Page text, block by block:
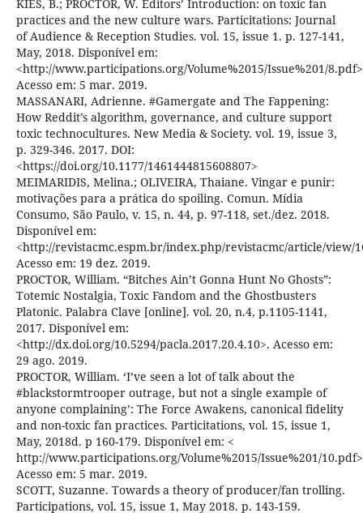
KIES, B.; PROCTOR, W. Editors’ Introduction: on toxic fan
practices and the new culture wars. Particitations: Journal
of Audience & Reception Studies. vol. 15, issue 1. p. 127-141,
May, 2018. Disponível em:
<http://www.participations.org/Volume%2015/Issue%201/8.pdf>
Acesso em: 5 mar. 2019.
MASSANARI, Adrienne. #Gamergate and The Fappening:
How Reddit’s algorithm, governance, and culture support
toxic technocultures. New Media & Society. vol. 19, issue 3,
p. 329-346. 2017. DOI:
<https://doi.org/10.1177/1461444815608807>
MEIMARIDIS, Melina.; OLIVEIRA, Thaiane. Vingar e punir:
motivações para a prática do spoiling. Comun. Mídia
Consumo, São Paulo, v. 15, n. 44, p. 97-118, set./dez. 2018.
Disponível em:
<http://revistacmc.espm.br/index.php/revistacmc/article/view/
Acesso em: 19 dez. 2019.
PROCTOR, William. “Bitches Ain’t Gonna Hunt No Ghosts”:
Totemic Nostalgia, Toxic Fandom and the Ghostbusters
Platonic. Palabra Clave [online]. vol. 20, n.4, p.1105-1141,
2017. Disponível em:
<http://dx.doi.org/10.5294/pacla.2017.20.4.10>. Acesso em:
29 ago. 2019.
PROCTOR, William. ‘I’ve seen a lot of talk about the
#blackstormtrooper outrage, but not a single example of
anyone complaining’: The Force Awakens, canonical fidelity
and non-toxic fan practices. Particitations, vol. 15, issue 1,
May, 2018d. p 160-179. Disponível em: <
http://www.participations.org/Volume%2015/Issue%201/10.pdf>
Acesso em: 5 mar. 2019.
SCOTT, Suzanne. Towards a theory of producer/fan trolling.
Participations, vol. 15, issue 1, May 2018. p. 143-159.